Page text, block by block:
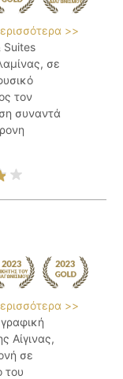
>>
Suites
σε
τον
συναντά
>>
Αίγινας,
σε
του